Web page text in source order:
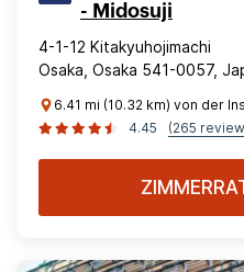
- Midosuji
4-1-12 Kitakyuhojimachi
Osaka, Osaka 541-0057,
6.41 mi (10.32 km) von der
4.45
(265